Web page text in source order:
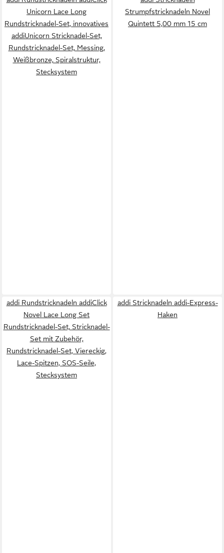
Unicorn Lace Long
Rundstricknadel-Set, innovatives
addiUnicorn Stricknadel-Set,
Rundstricknadel-Set, Messing,
Weißbronze, Spiralstruktur,
Stecksystem
Strumpfstricknadeln Novel
Quintett 5,00 mm 15 cm
addi Rundstricknadeln addiClick
Novel Lace Long Set
Rundstricknadel-Set, Stricknadel-
Set mit Zubehör,
Rundstricknadel-Set, Viereckig,
Lace-Spitzen, SOS-Seile,
Stecksystem
addi Stricknadeln addi-Express-
Haken